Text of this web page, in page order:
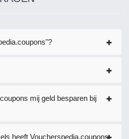
mij geld besparen bij
heeft Voucherspedia.coupons